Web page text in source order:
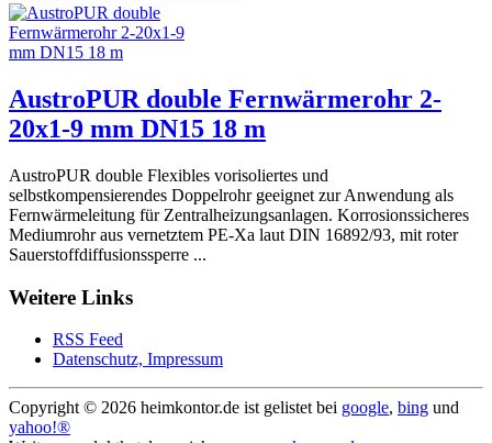
AustroPUR double Fernwärmerohr 2-
20x1-9 mm DN15 18 m
AustroPUR double Flexibles vorisoliertes und
selbstkompensierendes Doppelrohr geeignet zur Anwendung als
Fernwärmeleitung für Zentralheizungsanlagen. Korrosionssicheres
Mediumrohr aus vernetztem PE-Xa laut DIN 16892/93, mit roter
Sauerstoffdiffusionssperre ...
Weitere Links
RSS Feed
Datenschutz, Impressum
Copyright © 2026 heimkontor.de ist gelistet bei google, bing und
yahoo!®